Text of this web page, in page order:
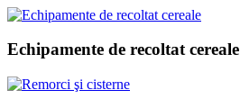
Echipamente de recoltat cereale